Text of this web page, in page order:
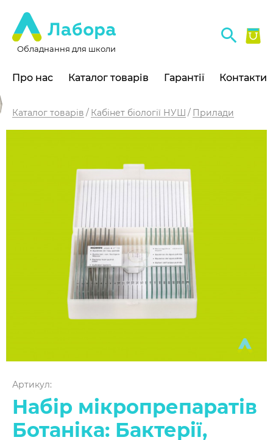
Обладнання для школи
Про нас Каталог товарів Гарантії Контакти
Каталог товарів Кабінет біології НУШ Прилади
Артикул:
Набір мікропрепаратів
Ботаніка: Бактерії,